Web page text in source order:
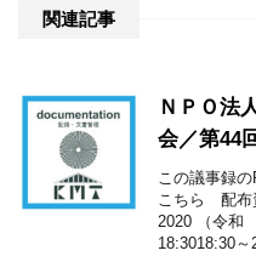
関連記事
ＮＰＯ法
会／第44
この議事録
こちら 配布
2020 （令和
18:3018:30～